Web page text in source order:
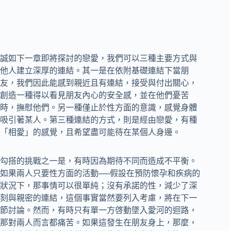
誠如下一章即將探討的戀愛，我們可以三種主要方式與
他人建立深厚的連結。其一是在依附基礎連結下當朋
友，我們因此能感到親近且有連結，接受與付出關心，
創造一種得以看見朋友內心的安全感，並在他們憂苦
時，撫慰他們。另一種僅止於性方面的意識，感覺身體
吸引著某人。第三種連結的方式，則是經由戀愛，有種
「相愛」的感覺，且希望盡可能待在某個人身邊。
勾搭的挑戰之一是，有時因為期待不同而造成不平衡。
如果兩人只要性方面的活動──假設在預防懷孕和疾病的
狀況下，那事情可以很單純；沒有承諾的性，減少了深
刻與親密的連結，這個事實當然要列入考慮，將在下一
節討論。然而，有時只有單一方啓動墜入愛河的迴路，
那對兩人而言都痛苦。如果這發生在朋友身上，那麼，